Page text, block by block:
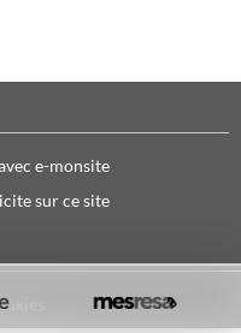
e-monsite
sur ce site